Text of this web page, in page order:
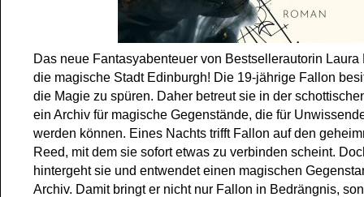
Das neue Fantasyabenteuer von Bestsellerautorin Laura
die magische Stadt Edinburgh! Die 19-jährige Fallon
die Magie zu spüren. Daher betreut sie in der
ein Archiv für magische Gegenstände, die für
werden können. Eines Nachts trifft Fallon auf den
Reed, mit dem sie sofort etwas zu verbinden scheint.
hintergeht sie und entwendet einen magischen
Archiv. Damit bringt er nicht nur Fallon in Bedrängnis,